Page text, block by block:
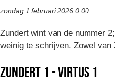
zondag 1 februari 2026 0:00
Zundert wint van de nummer
weinig te schrijven. Zowel van
Zundert 1 - Virtus 1